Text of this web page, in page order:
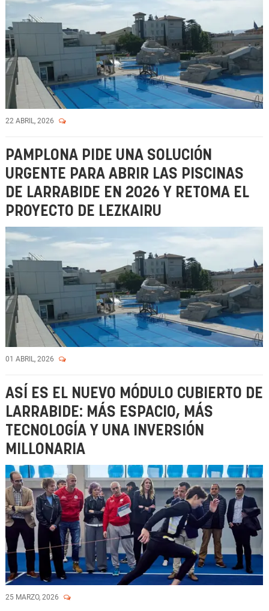
22 ABRIL, 2026
PAMPLONA PIDE UNA SOLUCIÓN
URGENTE PARA ABRIR LAS PISCINAS
DE LARRABIDE EN 2026 Y RETOMA EL
PROYECTO DE LEZKAIRU
01 ABRIL, 2026
ASÍ ES EL NUEVO MÓDULO CUBIERTO DE
LARRABIDE: MÁS ESPACIO, MÁS
TECNOLOGÍA Y UNA INVERSIÓN
MILLONARIA
25 MARZO, 2026